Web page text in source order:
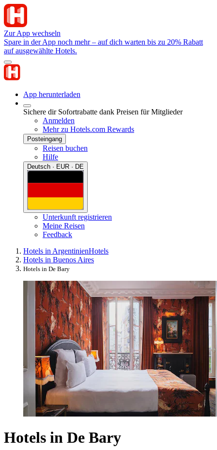
Zur App wechseln
Spare in der App noch mehr – auf dich warten bis zu 20% Rabatt
auf ausgewählte Hotels.
App herunterladen
Sichere dir Sofortrabatte dank Preisen für Mitglieder
Anmelden
Mehr zu Hotels.com Rewards
Posteingang
Reisen buchen
Hilfe
Deutsch · EUR · DE
Unterkunft registrieren
Meine Reisen
Feedback
Hotels in ArgentinienHotels
Hotels in Buenos Aires
Hotels in De Bary
Hotels in De Bary